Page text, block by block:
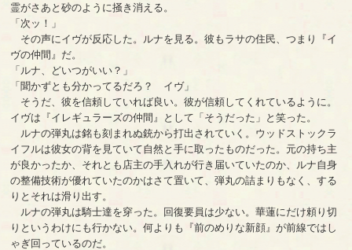
霊がさあと砂のように掻き消える。
「次ッ！」
その声にイヴが反応した。ルナを見る。彼もラサの住民、つまり『イ
ヴの仲間』だ。
「ルナ、どいつがいい？」
「聞かずとも分かってるだろ？ イヴ」
そうだ、彼を信頼していれば良い。彼が信頼してくれているように。
イヴは『イレギュラーズの仲間』として「そうだった」と笑った。
ルナの弾丸は銘も刻まれぬ銃から打出されていく。ウッドストックラ
イフルは彼女の背を見ていて自然と手に取ったものだった。元の持ち主
が良かったか、それとも店主の手入れが行き届いていたのか、ルナ自身
の整備技術が優れていたのかはさて置いて、弾丸の詰まりもなく、する
りとそれは滑り出す。
ルナの弾丸は騎士達を穿った。回復要員は少ない。華蓮にだけ頼り切
りというわけにも行かない。何よりも『前のめりな新顔』が前線ではし
ゃぎ回っているのだ。